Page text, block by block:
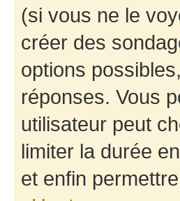
(si vous ne le
créer des
options
réponses. Vous
utilisateur peut
limiter la durée
et enfin